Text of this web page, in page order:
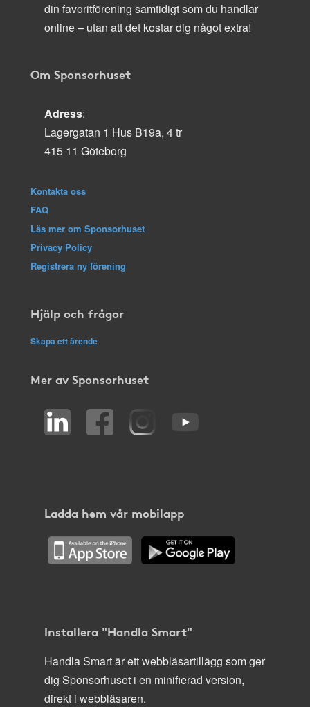
din favoritförening samtidigt som du handlar
online – utan att det kostar dig något extra!
Om Sponsorhuset
Adress:
Lagergatan 1 Hus B19a, 4 tr
415 11 Göteborg
Kontakta oss
FAQ
Läs mer om Sponsorhuset
Privacy Policy
Registrera ny förening
Hjälp och frågor
Skapa ett ärende
Mer av Sponsorhuset
Ladda hem vår mobilapp
Installera "Handla Smart"
Handla Smart är ett webbläsartillägg som ger
dig Sponsorhuset i en minifierad version,
direkt i webbläsaren.